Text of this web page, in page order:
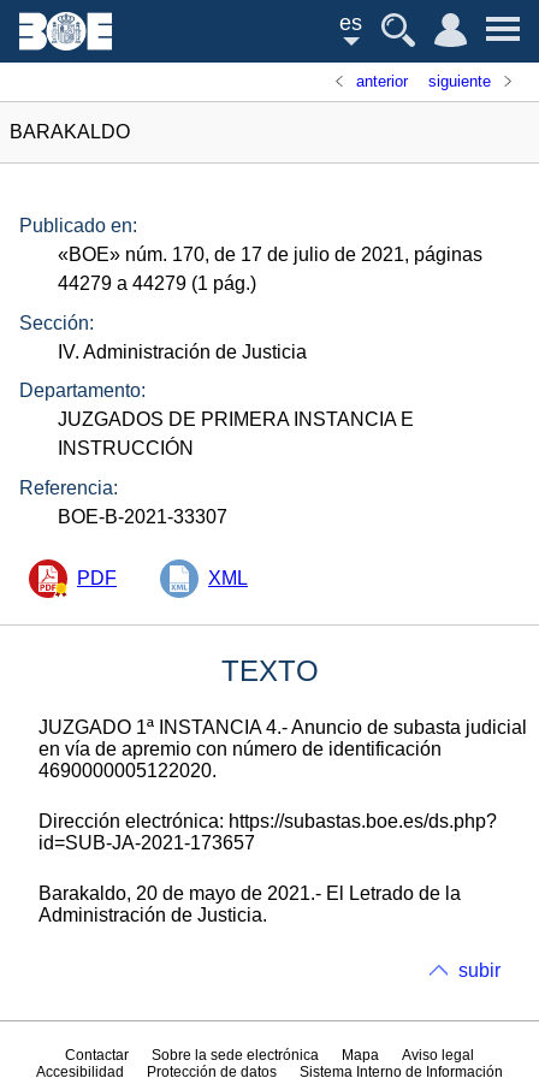
es
anterior siguiente
BARAKALDO
Publicado en:
«BOE» núm. 170, de 17 de julio de 2021, páginas
44279 a 44279 (1 pág.)
Sección:
IV. Administración de Justicia
Departamento:
JUZGADOS DE PRIMERA INSTANCIA E
INSTRUCCIÓN
Referencia:
BOE-B-2021-33307
PDF XML
TEXTO
JUZGADO 1ª INSTANCIA 4.- Anuncio de subasta judicial
en vía de apremio con número de identificación
4690000005122020.
Dirección electrónica: https://subastas.boe.es/ds.php?
id=SUB-JA-2021-173657
Barakaldo, 20 de mayo de 2021.- El Letrado de la
Administración de Justicia.
subir
Contactar Sobre la sede electrónica Mapa
Aviso legal
Accesibilidad
Protección de datos Sistema Interno de Información